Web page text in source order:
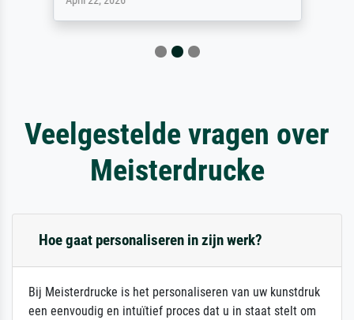
Veelgestelde vragen over
Meisterdrucke
Hoe gaat personaliseren in zijn werk?
Bij Meisterdrucke is het personaliseren van uw kunstdruk
een eenvoudig en intuïtief proces dat u in staat stelt om